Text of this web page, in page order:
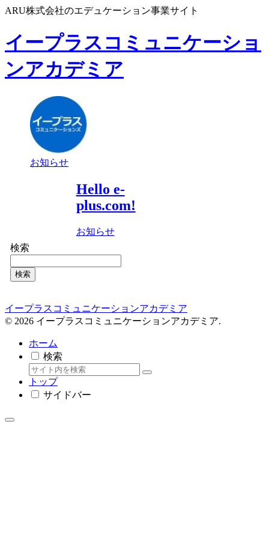
ARU株式会社のエデュケーション事業サイト
イープラスコミュニケーショ
ンアカデミア
お知らせ
Hello e-
plus.com!
お知らせ
検索
検索
イープラスコミュニケーションアカデミア
© 2026 イープラスコミュニケーションアカデミア.
ホーム
検索
トップ
サイドバー